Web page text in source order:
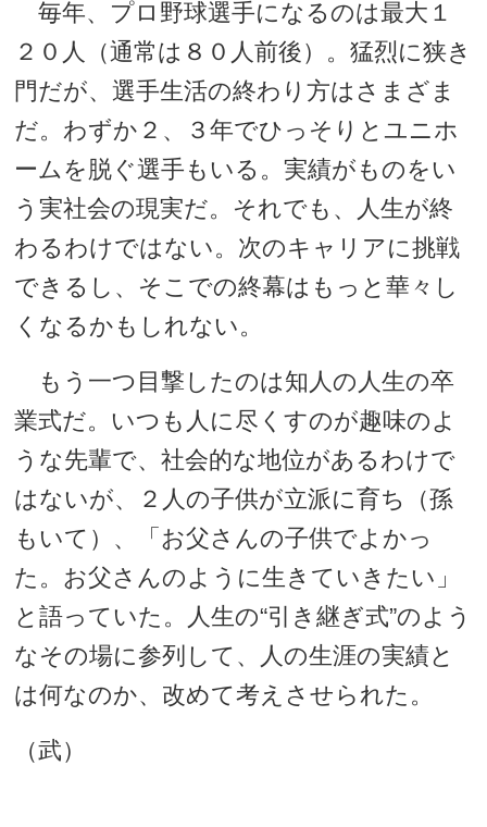
毎年、プロ野球選手になるのは最大１
２０人（通常は８０人前後）。猛烈に狭き
門だが、選手生活の終わり方はさまざま
だ。わずか２、３年でひっそりとユニホ
ームを脱ぐ選手もいる。実績がものをい
う実社会の現実だ。それでも、人生が終
わるわけではない。次のキャリアに挑戦
できるし、そこでの終幕はもっと華々し
くなるかもしれない。
もう一つ目撃したのは知人の人生の卒
業式だ。いつも人に尽くすのが趣味のよ
うな先輩で、社会的な地位があるわけで
はないが、２人の子供が立派に育ち（孫
もいて）、「お父さんの子供でよかっ
た。お父さんのように生きていきたい」
と語っていた。人生の“引き継ぎ式”のよう
なその場に参列して、人の生涯の実績と
は何なのか、改めて考えさせられた。
（武）